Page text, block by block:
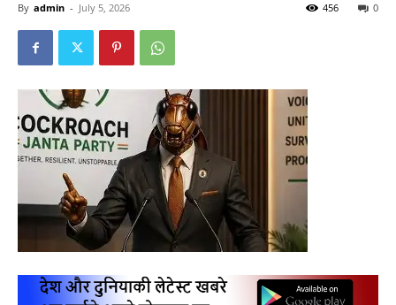
By admin - July 5, 2026 0
456